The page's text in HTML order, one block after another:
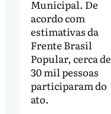
Municipal. De
acordo com
estimativas da
Frente Brasil
Popular, cerca de
30 mil pessoas
participaram do
ato.